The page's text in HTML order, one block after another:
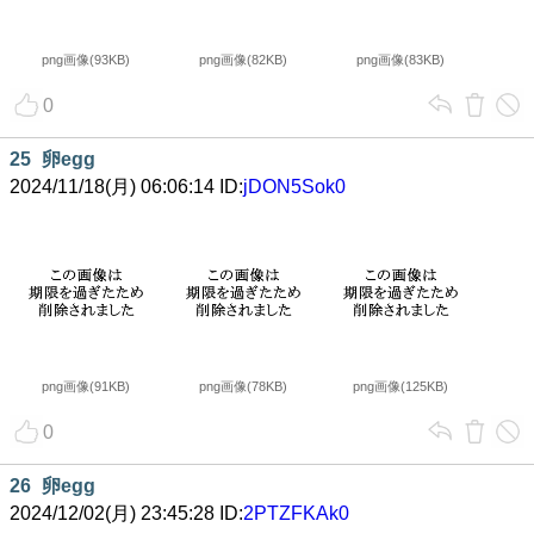
png画像(93KB) png画像(82KB) png画像(83KB)
0
25 卵egg
2024/11/18(月) 06:06:14 ID:jDON5Sok0
png画像(91KB) png画像(78KB) png画像(125KB)
0
26 卵egg
2024/12/02(月) 23:45:28 ID:2PTZFKAk0